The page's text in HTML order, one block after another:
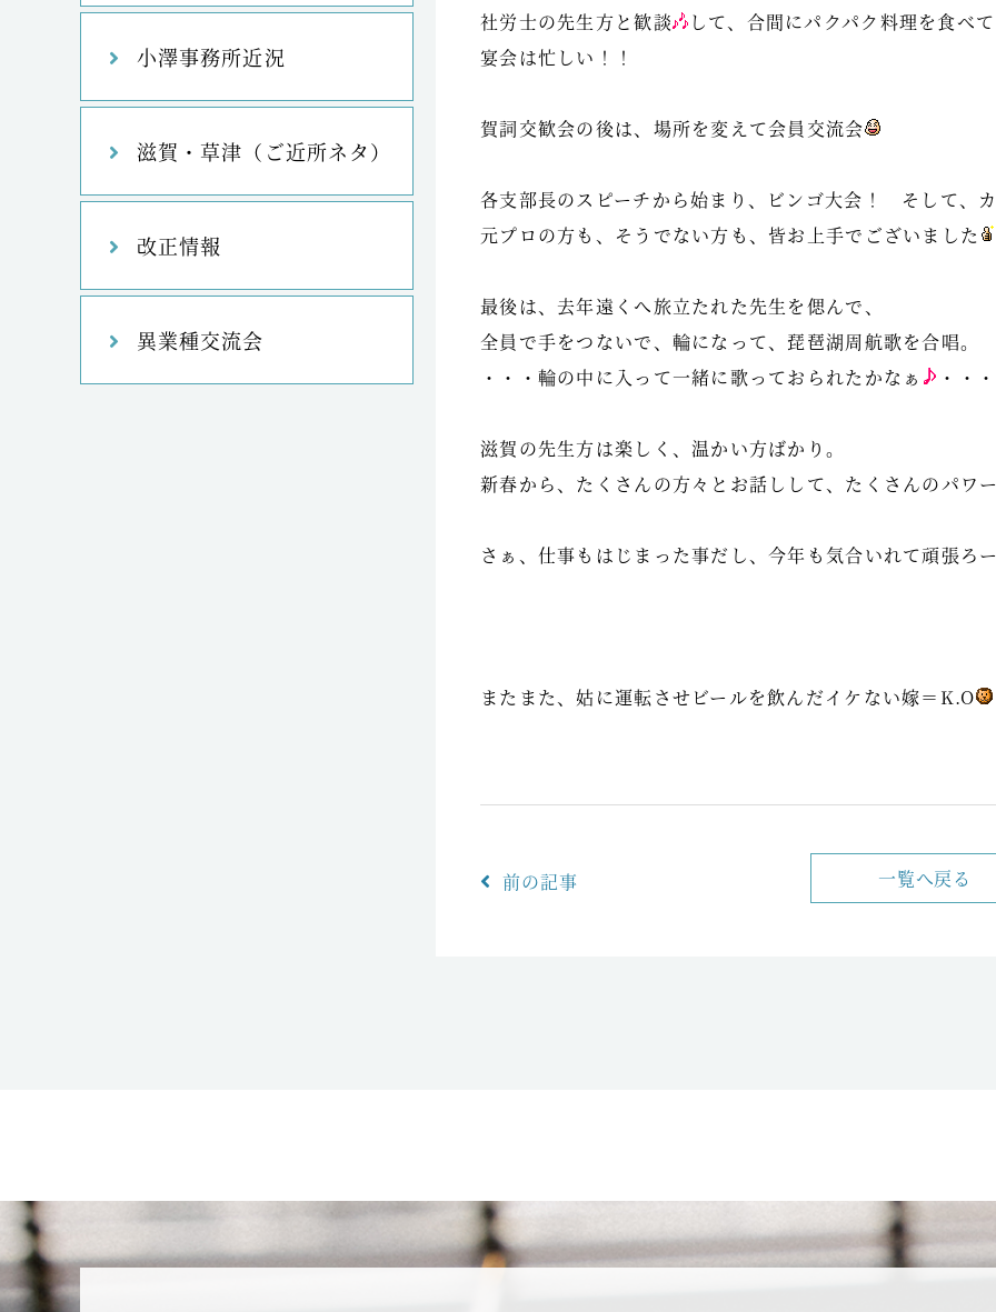
小澤事務所近況
滋賀・草津（ご近所ネタ）
改正情報
異業種交流会
社労士の先生方と歓談
して、合間にパクパク料理を食べて
宴会は忙しい！！
賀詞交歓会の後は、場所を変えて会員交流会
各支部長のスピーチから始まり、ビンゴ大会！ そして、
元プロの方も、そうでない方も、皆お上手でございました
最後は、去年遠くへ旅立たれた先生を偲んで、
全員で手をつないで、輪になって、琵琶湖周航歌を合唱。
・・・輪の中に入って一緒に歌っておられたかなぁ
・・・
滋賀の先生方は楽しく、温かい方ばかり。
新春から、たくさんの方々とお話しして、たくさんのパワ
さぁ、仕事もはじまった事だし、今年も気合いれて頑張ろ
またまた、姑に運転させビールを飲んだイケない嫁＝K.O
前の記事 一覧へ戻る